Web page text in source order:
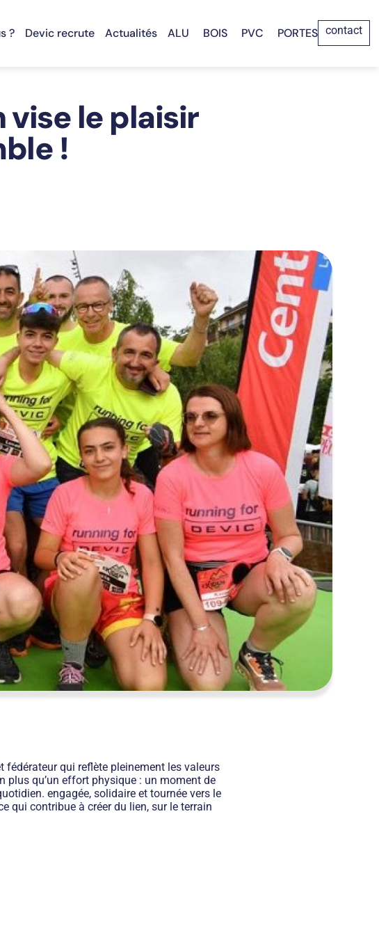
? Devic recrute Actualités ALU BOIS PVC PORTES contact
vise le plaisir
!
fédérateur qui reflète pleinement les valeurs
plus qu’un effort physique : un moment de
engagée, solidaire et tournée vers le
qui contribue à créer du lien, sur le terrain